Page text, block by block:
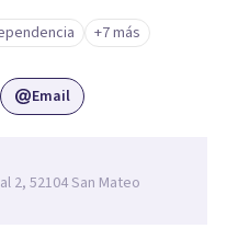
+7 más
Email
2, 52104 San Mateo